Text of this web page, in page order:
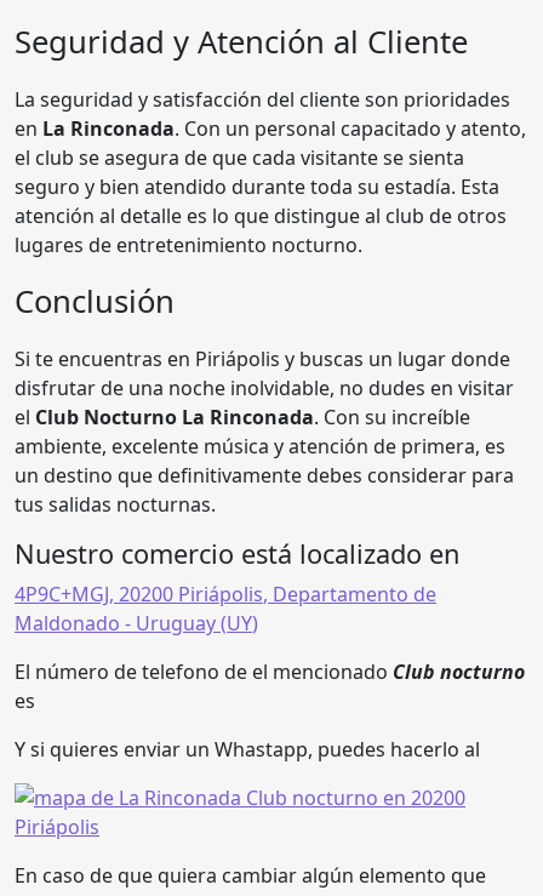
Seguridad y Atención al Cliente
La seguridad y satisfacción del cliente son prioridades
en La Rinconada. Con un personal capacitado y atento,
el club se asegura de que cada visitante se sienta
seguro y bien atendido durante toda su estadía. Esta
atención al detalle es lo que distingue al club de otros
lugares de entretenimiento nocturno.
Conclusión
Si te encuentras en Piriápolis y buscas un lugar donde
disfrutar de una noche inolvidable, no dudes en visitar
el Club Nocturno La Rinconada. Con su increíble
ambiente, excelente música y atención de primera, es
un destino que definitivamente debes considerar para
tus salidas nocturnas.
Nuestro comercio está localizado en
4P9C+MGJ, 20200 Piriápolis, Departamento de
Maldonado - Uruguay (UY)
El número de telefono de el mencionado Club nocturno
es
Y si quieres enviar un Whastapp, puedes hacerlo al
En caso de que quiera cambiar algún elemento que